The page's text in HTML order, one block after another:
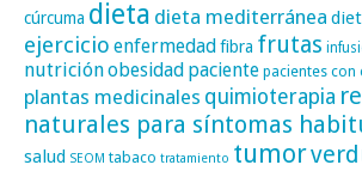
cúrcuma dieta dieta mediterránea
ejercicio enfermedadfibra frutas
nutriciónobesidad paciente pacientes con
plantas medicinales quimioterapia
naturales para síntomas
salud SEOM tabaco tratamiento tumor